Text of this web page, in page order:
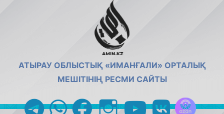
АТЫРАУ ОБЛЫСТЫҚ «ИМАНҒАЛИ» ОРТАЛЫҚ
МЕШІТІНІҢ РЕСМИ САЙТЫ
telegramwhatsappfacebookinstagramyoutubevk